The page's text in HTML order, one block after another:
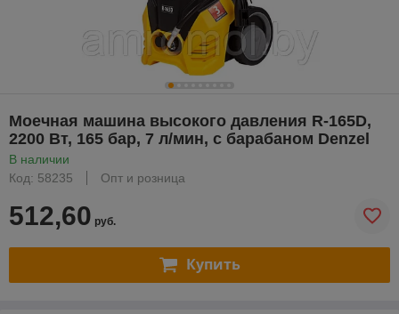
Моечная машина высокого давления R-165D,
2200 Вт, 165 бар, 7 л/мин, с барабаном Denzel
В наличии
Код: 58235
Опт и розница
512,60 руб.
Купить